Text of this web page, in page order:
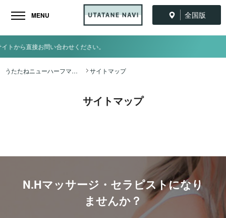
全国版
MENU
い合わせください。
うたたねニューハーフマッサージ全国ナビ TOP サイトマップ
サイトマップ
N.Hマッサージ・セラピストになり
ませんか？